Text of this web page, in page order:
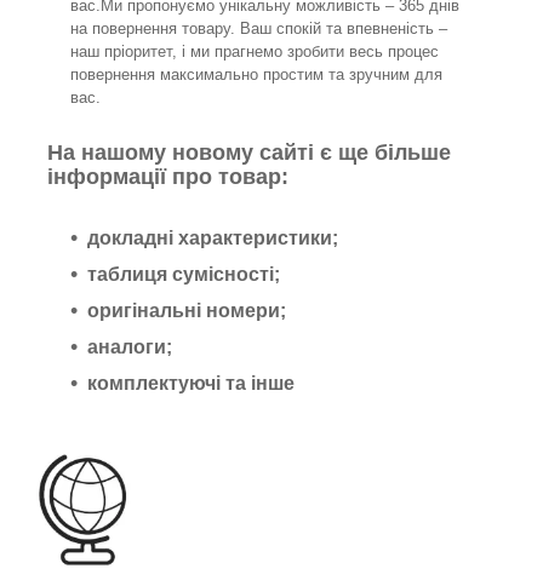
вас.Ми пропонуємо унікальну можливість – 365 днів
на повернення товару. Ваш спокій та впевненість –
наш пріоритет, і ми прагнемо зробити весь процес
повернення максимально простим та зручним для
вас.
На нашому новому сайті є ще більше
інформації про товар:
докладні характеристики;
таблиця сумісності;
оригінальні номери;
аналоги;
комплектуючі та інше